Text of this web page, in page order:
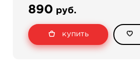
настоящей коже, позволяя
линии, растушевку и
условиях, близких к
Прочность и гибкость.
деформациям и разрывам,
890 руб.
купить